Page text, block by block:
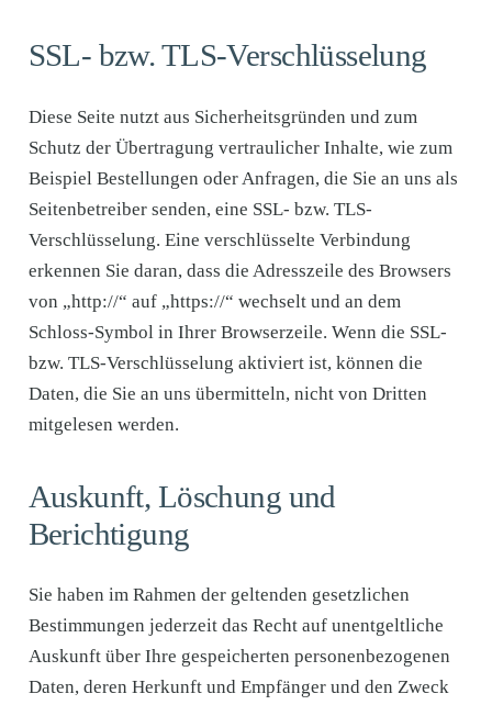
SSL- bzw. TLS-Verschlüsselung
Diese Seite nutzt aus Sicherheitsgründen und zum
Schutz der Übertragung vertraulicher Inhalte, wie zum
Beispiel Bestellungen oder Anfragen, die Sie an uns als
Seitenbetreiber senden, eine SSL- bzw. TLS-
Verschlüsselung. Eine verschlüsselte Verbindung
erkennen Sie daran, dass die Adresszeile des Browsers
von „http://“ auf „https://“ wechselt und an dem
Schloss-Symbol in Ihrer Browserzeile. Wenn die SSL-
bzw. TLS-Verschlüsselung aktiviert ist, können die
Daten, die Sie an uns übermitteln, nicht von Dritten
mitgelesen werden.
Auskunft, Löschung und
Berichtigung
Sie haben im Rahmen der geltenden gesetzlichen
Bestimmungen jederzeit das Recht auf unentgeltliche
Auskunft über Ihre gespeicherten personenbezogenen
Daten, deren Herkunft und Empfänger und den Zweck